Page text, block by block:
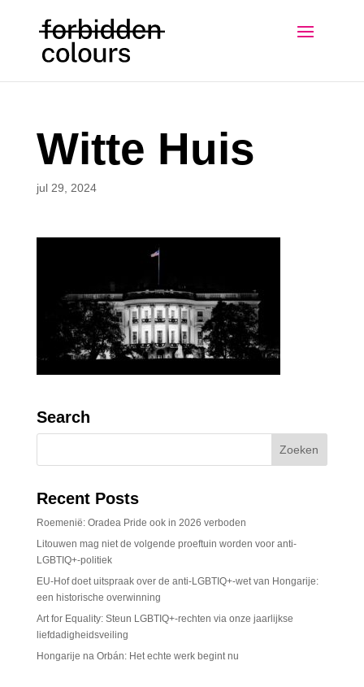
Witte Huis
jul 29, 2024
Search
Recent Posts
Roemenië: Oradea Pride ook in 2026 verboden
Litouwen mag niet de volgende proeftuin worden voor anti-
LGBTIQ+-politiek
EU-Hof doet uitspraak over de anti-LGBTIQ+-wet van Hongarije:
een historische overwinning
Art for Equality: Steun LGBTIQ+-rechten via onze jaarlijkse
liefdadigheidsveiling
Hongarije na Orbán: Het echte werk begint nu